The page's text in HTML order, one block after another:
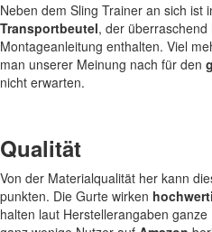
Neben dem Sling Trainer an sich ist
Transportbeutel, der
Montageanleitung enthalten. Viel
man unserer Meinung nach für den
nicht erwarten.
Qualität
Von der Materialqualität her kann
punkten. Die Gurte wirken
halten laut Herstellerangaben